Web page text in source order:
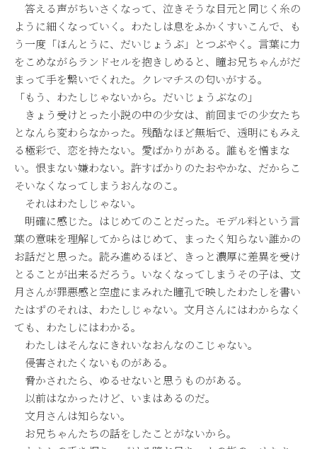
答える声がちいさくなって、泣きそうな目元と同じく糸の
ように細くなっていく。わたしは息をふかくすいこんで、も
う一度「ほんとうに、だいじょうぶ」とつぶやく。言葉に力
をこめながらランドセルを抱きしめると、瞳お兄ちゃんがだ
まって手を繋いでくれた。クレマチスの匂いがする。
「もう、わたしじゃないから。だいじょうぶなの」
きょう受けとった小説の中の少女は、前回までの少女たち
となんら変わらなかった。残酷なほど無垢で、透明にもみえ
る極彩で、恋を持たない。愛ばかりがある。誰もを憎まな
い。恨まない嫌わない。許すばかりのたおやかな、だからこ
そいなくなってしまうおんなのこ。
それはわたしじゃない。
明確に感じた。はじめてのことだった。モデル料という言
葉の意味を理解してからはじめて、まったく知らない誰かの
お話だと思った。読み進めるほど、きっと濃厚に差異を受け
とることが出来るだろう。いなくなってしまうその子は、文
月さんが罪悪感と空虚にまみれた瞳孔で映したわたしを書い
たはずのそれは、わたしじゃない。文月さんにはわからなく
ても、わたしにはわかる。
わたしはそんなにきれいなおんなのこじゃない。
侵害されたくないものがある。
脅かされたら、ゆるせないと思うものがある。
以前はなかったけど、いまはあるのだ。
文月さんは知らない。
お兄ちゃんたちの話をしたことがないから。